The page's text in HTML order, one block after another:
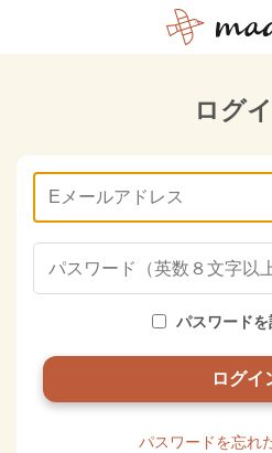
ログ
パスワード
パスワードを忘れ